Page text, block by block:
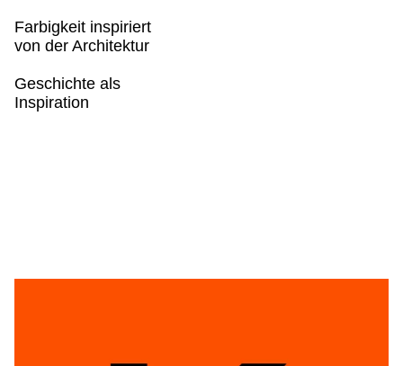
Farbigkeit inspiriert
von der Architektur
Geschichte als
Inspiration